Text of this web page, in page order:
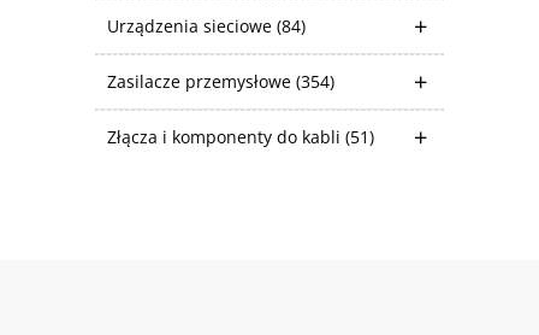
Urządzenia sieciowe (84)
Zasilacze przemysłowe (354)
Złącza i komponenty do kabli (51)